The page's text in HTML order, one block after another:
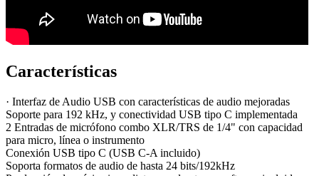
Características
· Interfaz de Audio USB con características de audio mejoradas
Soporte para 192 kHz, y conectividad USB tipo C implementada
2 Entradas de micrófono combo XLR/TRS de 1/4" con capacidad
para micro, línea o instrumento
Conexión USB tipo C (USB C-A incluido)
Soporta formatos de audio de hasta 24 bits/192kHz